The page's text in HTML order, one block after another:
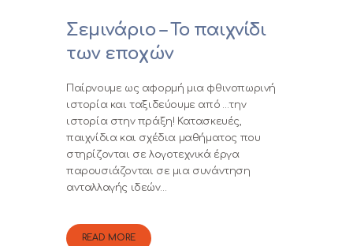
Σεμινάριο – Το παιχνίδι
των εποχών
Παίρνουμε ως αφορμή μια φθινοπωρινή
ιστορία και ταξιδεύουμε από …την
ιστορία στην πράξη! Κατασκευές,
παιχνίδια και σχέδια μαθήματος που
στηρίζονται σε λογοτεχνικά έργα
παρουσιάζονται σε μια συνάντηση
ανταλλαγής ιδεών…
READ MORE